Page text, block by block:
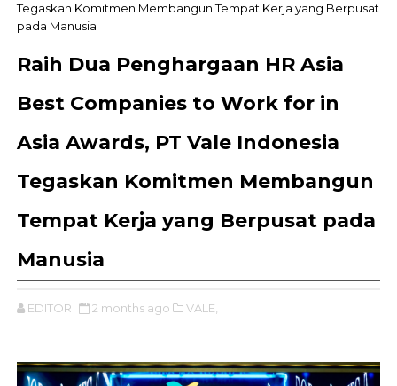
Tegaskan Komitmen Membangun Tempat Kerja yang Berpusat
pada Manusia
Raih Dua Penghargaan HR Asia
Best Companies to Work for in
Asia Awards, PT Vale Indonesia
Tegaskan Komitmen Membangun
Tempat Kerja yang Berpusat pada
Manusia
EDITOR 2 months ago VALE,